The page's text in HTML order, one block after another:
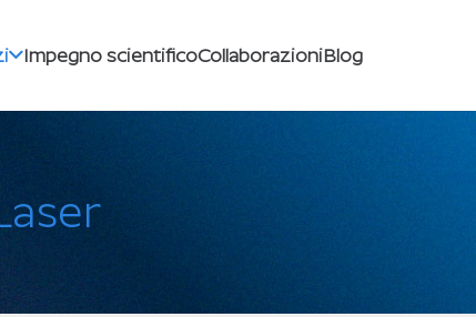
Impegno scientificoCollaborazioniBlog